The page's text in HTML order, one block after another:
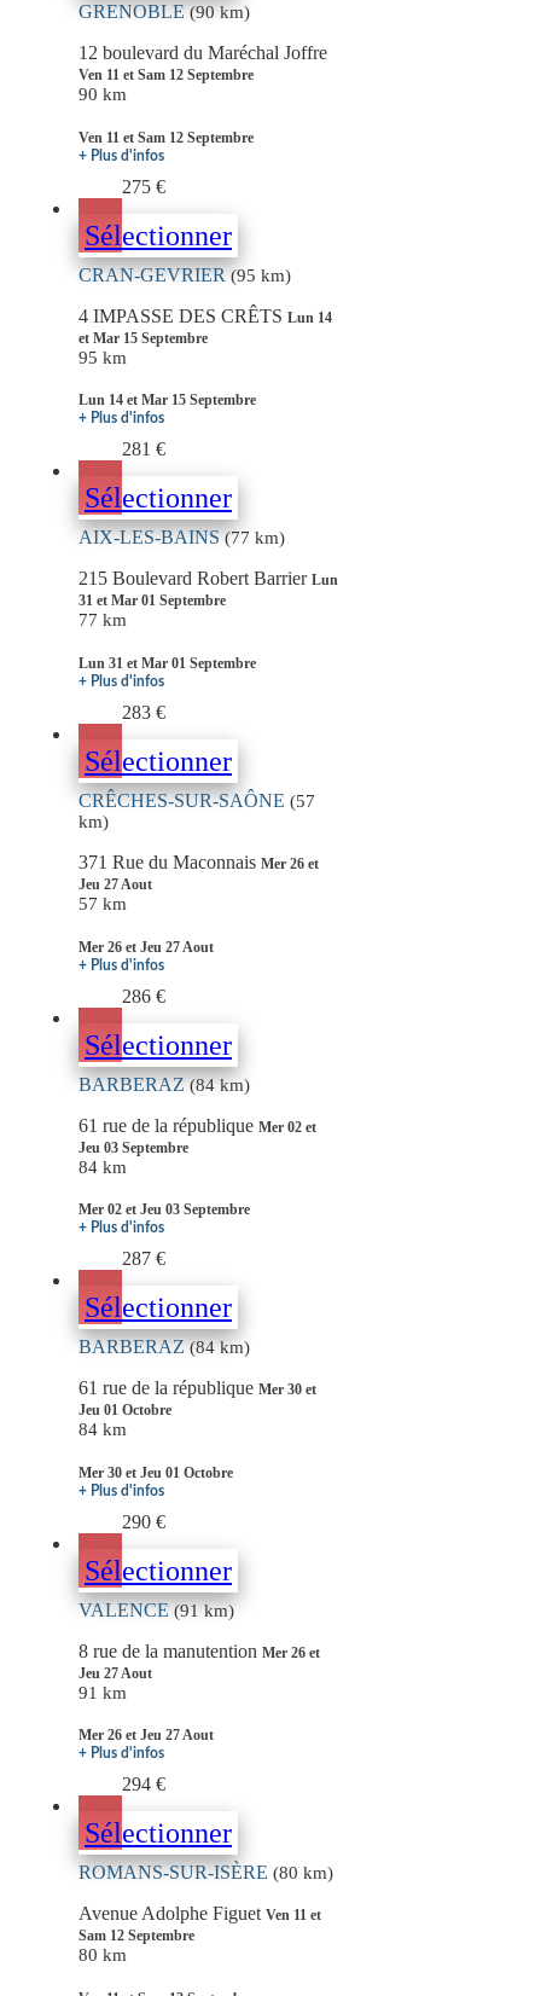
GRENOBLE(90 km)
12 boulevard du Maréchal Joffre
Ven 11 et Sam 12 Septembre
90 km
Ven 11 et Sam 12 Septembre
+ Plus d'infos
275 €
Sélectionner
CRAN-GEVRIER(95 km)
4 IMPASSE DES CRÊTS Lun 14
et Mar 15 Septembre
95 km
Lun 14 et Mar 15 Septembre
+ Plus d'infos
281 €
Sélectionner
AIX-LES-BAINS(77 km)
215 Boulevard Robert Barrier Lun
31 et Mar 01 Septembre
77 km
Lun 31 et Mar 01 Septembre
+ Plus d'infos
283 €
Sélectionner
CRÊCHES-SUR-SAÔNE (57
km)
371 Rue du Maconnais Mer 26 et
Jeu 27 Aout
57 km
Mer 26 et Jeu 27 Aout
+ Plus d'infos
286 €
Sélectionner
BARBERAZ(84 km)
61 rue de la république Mer 02 et
Jeu 03 Septembre
84 km
Mer 02 et Jeu 03 Septembre
+ Plus d'infos
287 €
Sélectionner
BARBERAZ(84 km)
61 rue de la république Mer 30 et
Jeu 01 Octobre
84 km
Mer 30 et Jeu 01 Octobre
+ Plus d'infos
290 €
Sélectionner
VALENCE(91 km)
8 rue de la manutention Mer 26 et
Jeu 27 Aout
91 km
Mer 26 et Jeu 27 Aout
+ Plus d'infos
294 €
Sélectionner
ROMANS-SUR-ISÈRE (80 km)
Avenue Adolphe Figuet Ven 11 et
Sam 12 Septembre
80 km